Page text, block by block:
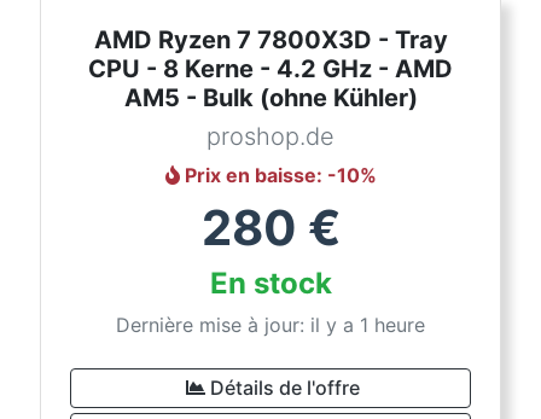
AMD Ryzen 7 7800X3D - Tray
CPU - 8 Kerne - 4.2 GHz - AMD
AM5 - Bulk (ohne Kühler)
proshop.de
Prix en baisse: -10%
280 €
En stock
Dernière mise à jour: il y a 1 heure
Détails de l'offre